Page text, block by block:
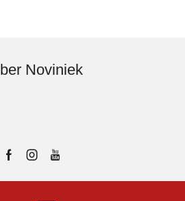
Noviniek